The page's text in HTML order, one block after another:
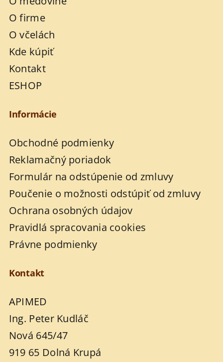
O firme
O včelách
Kde kúpiť
Kontakt
ESHOP
Informácie
Obchodné podmienky
Reklamačný poriadok
Formulár na odstúpenie od zmluvy
Poučenie o možnosti odstúpiť od zmluvy
Ochrana osobných údajov
Pravidlá spracovania cookies
Právne podmienky
Kontakt
APIMED
Ing. Peter Kudláč
Nová 645/47
919 65 Dolná Krupá